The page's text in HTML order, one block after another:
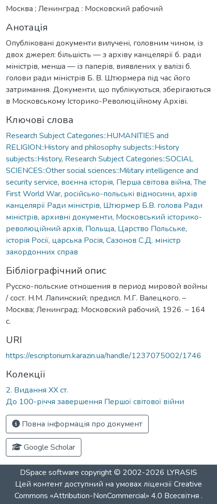
Москва ; Ленинград : Московский рабочий
Анотація
Опубліковані документи вилучені, головним чином, із
двох джерел: більшість — з архіву канцелярії б. ради
міністрів, менша — із паперів, виявлених у валізі б.
голови ради міністрів Б. В. Штюрмера під час його
затримання. Документи, що публікуються, зберігаються
в Московському Історико-Революційному Архіві.
Ключові слова
Research Subject Categories::HUMANITIES and
RELIGION::History and philosophy subjects::History
subjects::History, Research Subject Categories::SOCIAL
SCIENCES::Other social sciences::Military intelligence and
security service, воєнна історія, Перша світова війна,The
First World War, російсько-польські відносини, архів
канцелярії Ради міністрів, Штюрмер Б.В. голова Ради
міністрів, архивні документи, Московський історико-
революційний архів, Польща, Царство Польське,
історія Росії, царська Росія, Сазонов С.Д. міністр
закордонних справ
Бібліографічний опис
Русско-польские отношения в период мировой войны
/ сост. Н.М. Лапинский; предисл. М.Г. Валецкого. –
Москва; Ленинград: Московский рабочий, 1926. – 164
с.
URI
https://escriptorium.karazin.ua/handle/1237075002/1746
Колекції
2. Видання ХХ ст.
До 100-річчя завершення Першої світової війни
Повна інформація про документ
Google Scholar
DSpace software copyright © 2002-2026 LYRASIS
Цей контент доступний на умовах ліцензіїCreative
Commons «Attribution-NonCommercial» 4.0 Всесвітня .